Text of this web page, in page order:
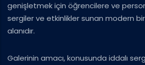
genişletmek için öğrencilere ve
sergiler ve etkinlikler sunan modern
alanıdır.
Galerinin amacı, konusunda iddalı